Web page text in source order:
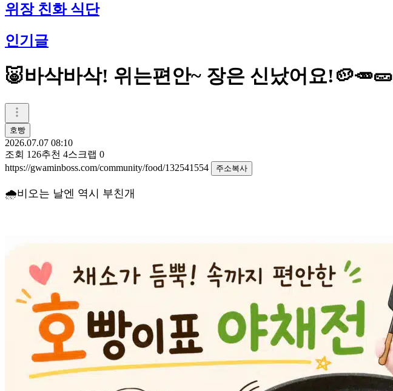
위장 친화 식단
인기글
🐷바삭바삭! 위는편안~ 장은 신났어요!🥔🥕🥒
호빵
2026.07.07 08:10
조회 126추천 4스크랩 0
https://gwaminboss.com/community/food/132541554
주소복사
🌧비오는 날엔 역시 부친개